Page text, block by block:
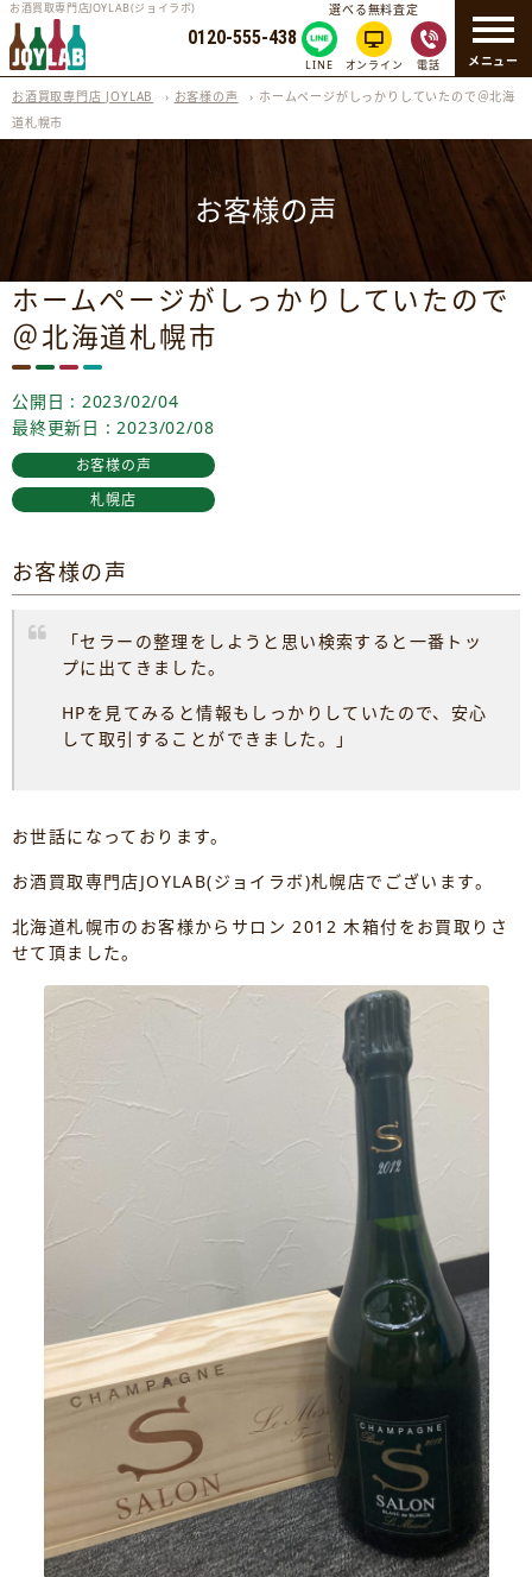
メニュー
お酒買取専門店JOYLAB(ジョイラボ)
0120-555-438
選べる無料査定
LINE オンライン 電話
お酒買取専門店 JOYLAB › お客様の声 › ホームページがしっかりしていたので＠北海
道札幌市
お客様の声
ホームページがしっかりしていたので
＠北海道札幌市
公開日 : 2023/02/04
最終更新日 : 2023/02/08
お客様の声
札幌店
お客様の声
「セラーの整理をしようと思い検索すると一番トッ
プに出てきました。
HPを見てみると情報もしっかりしていたので、安心
して取引することができました。」
お世話になっております。
お酒買取専門店JOYLAB(ジョイラボ)札幌店でございます。
北海道札幌市のお客様からサロン 2012 木箱付をお買取りさ
せて頂ました。